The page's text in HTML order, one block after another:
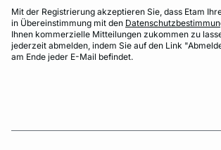
Mit der Registrierung akzeptieren Sie, dass Etam
in Übereinstimmung mit den
Ihnen kommerzielle Mitteilungen zukommen zu
jederzeit abmelden, indem Sie auf den Link
am Ende jeder E-Mail befindet.